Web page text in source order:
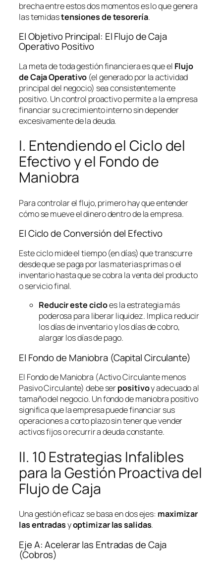
brecha entre estos dos momentos es lo que genera
las temidastensiones de tesorería.
El Objetivo Principal: El Flujo de Caja
Operativo Positivo
La meta de toda gestión financiera es que el Flujo
de Caja Operativo (el generado por la actividad
principal del negocio) sea consistentemente
positivo. Un control proactivo permite a la empresa
financiar su crecimiento interno sin depender
excesivamente de la deuda.
I. Entendiendo el Ciclo del
Efectivo y el Fondo de
Maniobra
Para controlar el flujo, primero hay que entender
cómo se mueve el dinero dentro de la empresa.
El Ciclo de Conversión del Efectivo
Este ciclo mide el tiempo (en días) que transcurre
desde que se paga por las materias primas o el
inventario hasta que se cobra la venta del producto
o servicio final.
Reducir este cicloes la estrategia más
poderosa para liberar liquidez. Implica reducir
los días de inventario y los días de cobro,
alargar los días de pago.
El Fondo de Maniobra (Capital Circulante)
El Fondo de Maniobra (Activo Circulante menos
Pasivo Circulante) debe serpositivoy adecuado al
tamaño del negocio. Un fondo de maniobra positivo
significa que la empresa puede financiar sus
operaciones a corto plazo sin tener que vender
activos fijos o recurrir a deuda constante.
II. 10 Estrategias Infalibles
para la Gestión Proactiva del
Flujo de Caja
Una gestión eficaz se basa en dos ejes: maximizar
las entradasyoptimizar las salidas.
Eje A: Acelerar las Entradas de Caja
(Cobros)